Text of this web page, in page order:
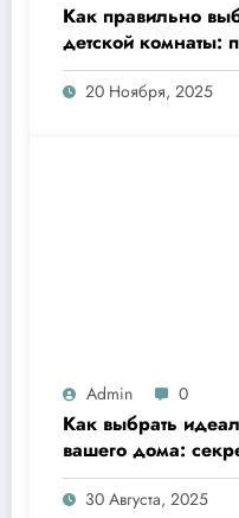
Как правильно
детской комнаты:
родителей
20 Ноября, 2025
Admin 0
Как выбрать
вашего дома:
сделают готовку
удовольствием
30 Августа, 2025